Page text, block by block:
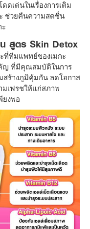
ดเด่นในเรื่องการเติม
ช่วยคืนความสดชื่น
ะ
สูตร Skin Detox
ที่ทีมแพทย์ของเมกะ
ญ ที่มีคุณสมบัติในการ
สร้างภูมิคุ้มกัน ลดโอกาส
มเฟรชให้แก่สภาพ
ยงพอ